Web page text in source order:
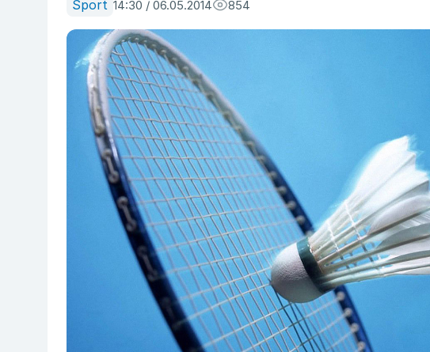
Sport 14:30 / 06.05.2014 854